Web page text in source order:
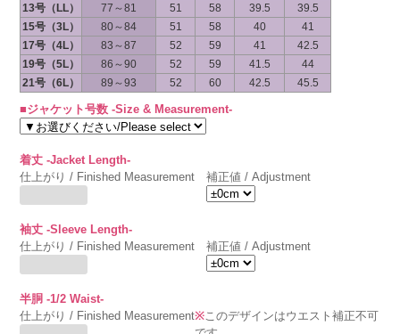
13号（LL）
77～81 51 58 39.5
39.5
15号（3L）
80～84 51 58 40
41
17号（4L）
83～87 52 59 41
42.5
19号（5L）
86～90 52 59 41.5
44
21号（6L）
89～93 52 60 42.5 45.5
■ジャケット号数 -Size & Measurement-
着丈 -Jacket Length-
仕上がり / Finished Measurement
補正値 / Adjustment
袖丈 -Sleeve Length-
仕上がり / Finished Measurement
補正値 / Adjustment
半胴 -1/2 Waist-
仕上がり / Finished Measurement※ このデザインはウエスト補正不可